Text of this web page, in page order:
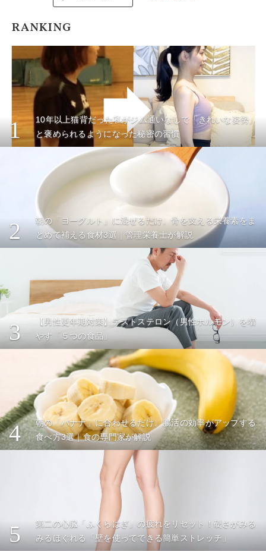
RANKING
1
10年以上猫背だった私がジム通いなしで「きれいな姿勢」
と褒められるようになった秘密の習慣
2
朝の「ヨーグルト」に混ぜるだけ。骨を支える栄養素をま
とめて補える食材3選｜管理栄養士が解説
3
【男性更年期対策】テストステロン（男性ホルモン）を増
やす「５つの食品」
4
朝の「バナナ」に合わせるだけ。腸活の効率がアップする
食べ方3選｜食の専門家が解説
5
第二の心臓「ふくらはぎ」の疲れをリセット！硬さがみる
みるほぐれる「壁を使ってできる簡単ストレッチ」